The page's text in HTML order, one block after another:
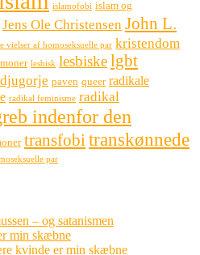
islamofobi islam og
Jens Ole Christensen John L.
vielser af homoseksuelle par kristendom
lesbisk lesbiskelgbt
paven queer radikale
radikal feminisme radikal
indenfor den
transfobi transkønnede
par
– og satanismen
min skæbne
kvinde er min skæbne